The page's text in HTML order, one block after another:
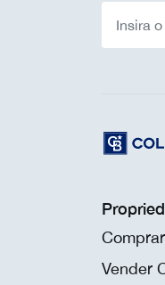
Vender